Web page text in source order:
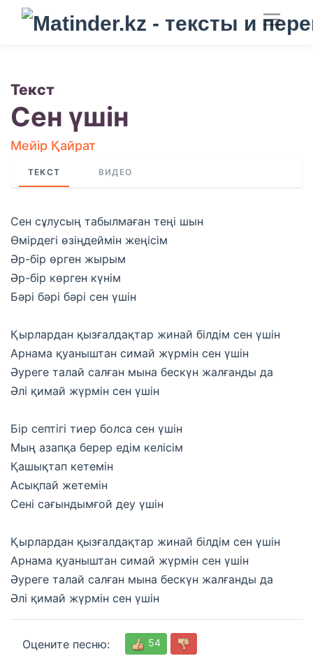
Текст
Сен үшін
Мейір Қайрат
ТЕКСТ ВИДЕО
Сен сұлусың табылмаған теңі шын
Өмірдегі өзіңдеймін жеңісім
Әр-бір өрген жырым
Әр-бір көрген күнім
Бәрі бәрі бәрі сен үшін
Қырлардан қызғалдақтар жинай білдім сен үшін
Арнама қуаныштан симай жүрмін сен үшін
Әуреге талай салған мына бескүн жалғанды да
Әлі қимай жүрмін сен үшін
Бір септігі тиер болса сен үшін
Мың азапқа берер едім келісім
Қашықтап кетемін
Асықпай жетемін
Сені сағындымғой деу үшін
Қырлардан қызғалдақтар жинай білдім сен үшін
Арнама қуаныштан симай жүрмін сен үшін
Әуреге талай салған мына бескүн жалғанды да
Әлі қимай жүрмін сен үшін
Оцените песню: 54